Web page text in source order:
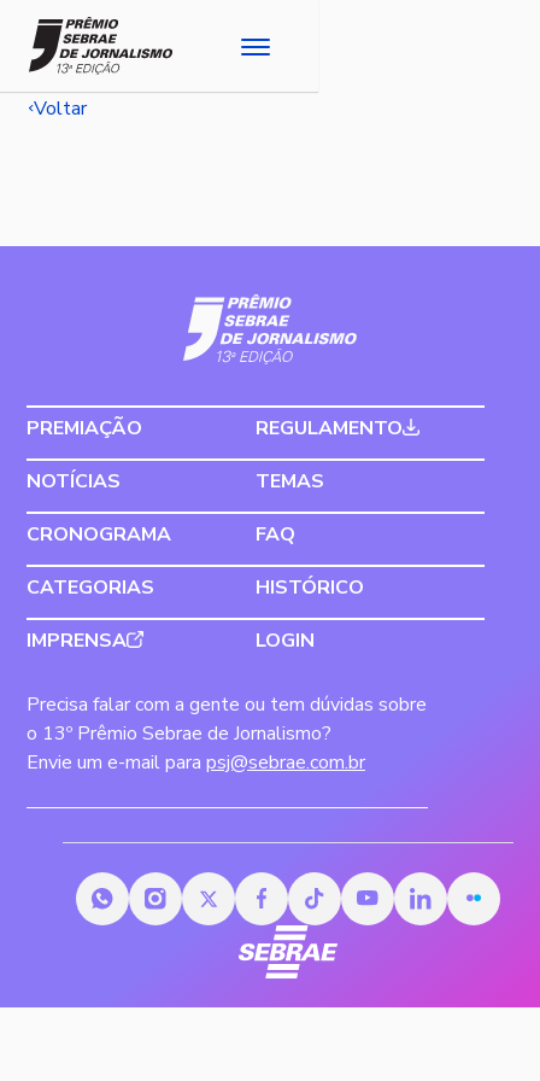
Voltar
PREMIAÇÃO
REGULAMENTO
NOTÍCIAS
TEMAS
CRONOGRAMA
FAQ
CATEGORIAS
HISTÓRICO
IMPRENSA
LOGIN
Precisa falar com a gente ou tem dúvidas sobre
o 13º Prêmio Sebrae de Jornalismo?
Envie um e-mail para psj@sebrae.com.br